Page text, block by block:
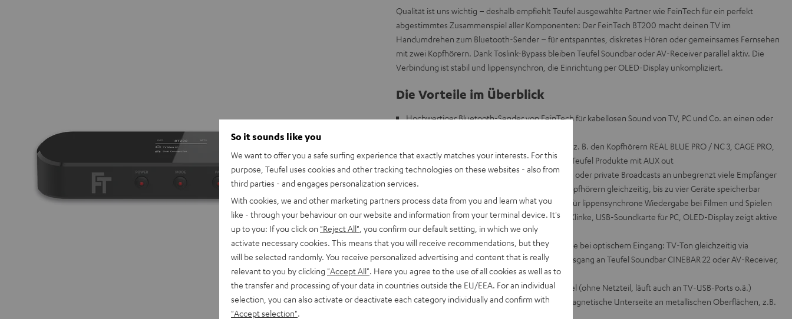
Qualität ist uns wichtig – deshalb empfiehlt Teufel ausgewählte Partner wie FeinTech für ein perfekt
abgestimmtes Zusammenspiel aller Komponenten: Der FeinTech BT200 macht deinen TV im
Handumdrehen zum Bluetooth-Sender – für entspanntes, diskretes Hören oder gemeinsames Fernsehen
mit zwei Kopfhörern. Dank Toslink-Bypass bleiben Teufel Soundbar oder AV-Receiver parallel aktiv. Die
Verbindung ist stabil und lippensynchron, die Einrichtung per OLED-Display unkompliziert.
Die Vorteile im Überblick
Hochwertiger Bluetooth-Sender von FeinTech für kabellosen Sound von TV, PC und Co. an einen oder
Kompatibel zu allen Teufel Bluetooth-Geräten z. B. den Kopfhörern REAL BLUE PRO / NC 3, CAGE PRO,
SUPREME ON; anschließbar als Sender an alle Teufel Produkte mit AUX out
Unterstützt Auracast / LE Audio für öffentliche oder private Broadcasts an unbegrenzt viele Empfänger
Ermöglicht synchrone Verbindung mit zwei Kopfhörern gleichzeitig, bis zu vier Geräte speicherbar
Geringe Latenz dank aptX Adaptive – perfekt für lippensynchrone Wiedergabe bei Filmen und Spielen
Flexible Anschlüsse: Toslink (optisch), 3,5 mm Klinke, USB-Soundkarte für PC, OLED-Display zeigt aktive
Eingänge & gekoppelte Geräte
Toslink-Bypass ermöglicht parallele Wiedergabe bei optischem Eingang: TV-Ton gleichzeitig via
Bluetooth an Kopfhörer und per optischem Ausgang an Teufel Soundbar CINEBAR 22 oder AV-Receiver,
bei TV-Einstellung PCM Stereo.
Lieferumfang: 3,5 mm Audiokabel, USB-C-Kabel (ohne Netzteil, läuft auch an TV-USB-Ports o.ä.)
Lichtleiterkabel (1 m), Gehäuse haftet durch magnetische Unterseite an metallischen Oberflächen, z.B.
So it sounds like you
We want to offer you a safe surfing experience that exactly matches your interests. For this
purpose, Teufel uses cookies and other tracking technologies on these websites - also from
third parties - and engages personalization services.
With cookies, we and other marketing partners process data from you and learn what you
like - through your behaviour on our website and information from your terminal device. It's
up to you: If you click on "Reject All" , you confirm our default setting, in which we only
activate necessary cookies. This means that you will receive recommendations, but they
will be selected randomly. You receive personalized advertising and content that is really
relevant to you by clicking "Accept All" . Here you agree to the use of all cookies as well as to
the transfer and processing of your data in countries outside the EU/EEA. For an individual
selection, you can also activate or deactivate each category individually and confirm with
"Accept selection"